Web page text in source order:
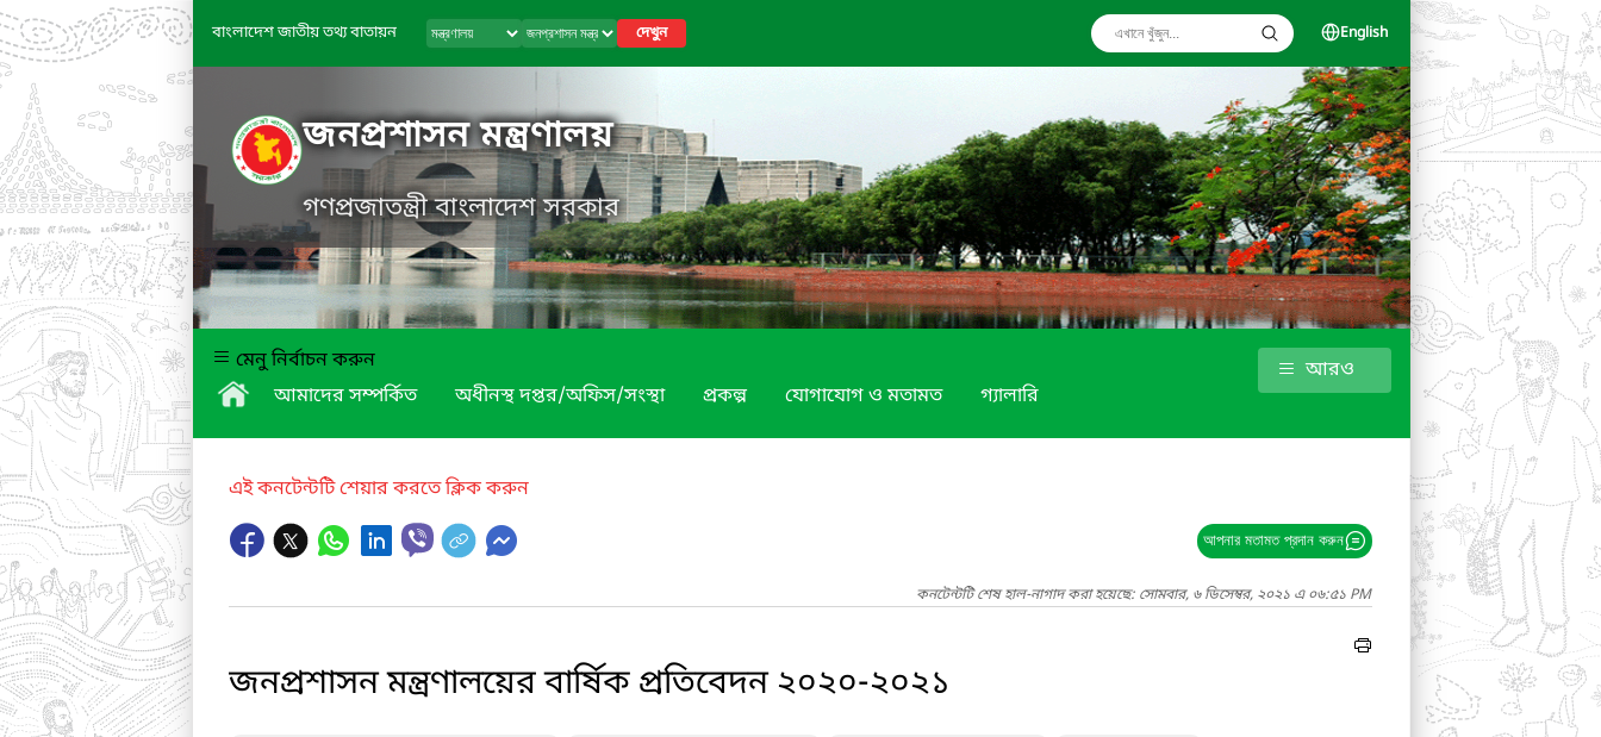
বাংলাদেশ জাতীয় তথ্য বাতায়ন দেখুন English
জনপ্রশাসন মন্ত্রণালয়
গণপ্রজাতন্ত্রী বাংলাদেশ সরকার
মেনু নির্বাচন করুন
আমাদের সম্পর্কিত
অধীনস্থ দপ্তর/অফিস/সংস্থা প্রকল্প যোগাযোগ ও মতামত গ্যালারি
আরও
এই কনটেন্টটি শেয়ার করতে ক্লিক করুন
আপনার মতামত প্রদান করুন
কনটেন্টটি শেষ হাল-নাগাদ করা হয়েছে: সোমবার, ৬ ডিসেম্বর, ২০২১ এ ০৬:৫১ PM
জনপ্রশাসন মন্ত্রণালয়ের বার্ষিক প্রতিবেদন ২০২০-২০২১